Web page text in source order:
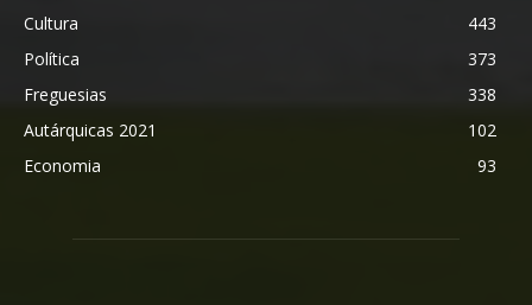
Cultura
443
Política
373
Freguesias
338
Autárquicas 2021
102
Economia
93